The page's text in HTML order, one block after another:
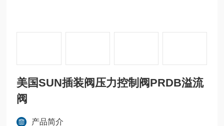
美国SUN插装阀压力控制阀PRDB溢流
阀
产品简介